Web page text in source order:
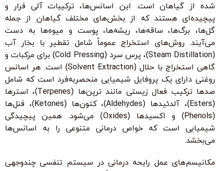
شده از گیاهان است. این اسانس‌ها، ترکیبات آلی فرار و
پیچیده‌ای هستند که از بخش‌های مختلف گیاهان از جمله
گل‌ها، برگ‌ها، ساقه‌ها، ریشه‌ها، پوست و میوه‌ها به دست
می‌آیند. روش‌های استخراج عموماً شامل تقطیر با بخار آب
(Steam Distillation)، پرس سرد (Cold Pressing) برای مرکبات و
گاهی استخراج با حلال (Solvent Extraction) است. هر اسانس
روغنی دارای یک پروفایل شیمیایی منحصربه‌فرد است که شامل
صدها ترکیب فعال زیستی مانند ترپن‌ها (Terpenes)، استرها
(Esters)، آلدئیدها (Aldehydes)، کتون‌ها (Ketones)، فنل‌ها
(Phenols) و اکسیدها (Oxides) می‌شود. همین پیچیدگی
شیمیایی است که خواص درمانی متنوعی را به اسانس‌ها
می‌بخشد.
مکانیسم‌های عمل رایحه درمانی در سیستم تنفسی چندوجهی